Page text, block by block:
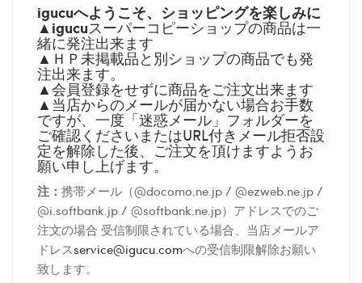
igucuへようこそ、ショッピングを楽しみに
▲ igucuスーパーコピーショップの商品は一
緒に発注出来ます
▲ＨＰ未掲載品と別ショップの商品でも発
注出来ます。
▲会員登録をせずに商品をご注文出来ます
▲当店からのメールが届かない場合お手数
ですが、一度「迷惑メール」フォルダーを
ご確認くださいまたはURL付きメール拒否設
定を解除した後、ご注文を頂けますようお
願い申し上げます。
注： 携帯メール（@docomo.ne.jp / @ezweb.ne.jp /
@i.softbank.jp / @softbank.ne.jp）アドレスでのご
注文の場合 受信制限されている場合、当店メールア
ドレスservice@igucu.comへの受信制限解除お願い
致します。